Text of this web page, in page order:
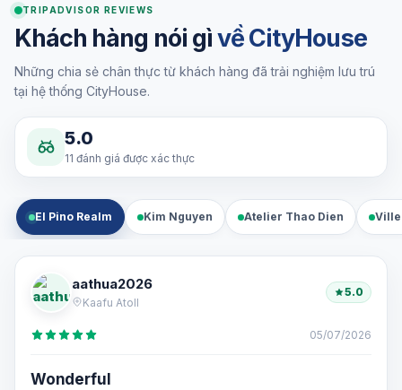
TRIPADVISOR REVIEWS
Khách hàng nói gìvề CityHouse
Những chia sẻ chân thực từ khách hàng đã trải nghiệm lưu trú
tại hệ thống CityHouse.
5.0
11 đánh giá được xác thực
El Pino Realm Kim Nguyen Atelier Thao Dien
aathua2026
Kaafu Atoll
5.0
05/07/2026
Wonderful